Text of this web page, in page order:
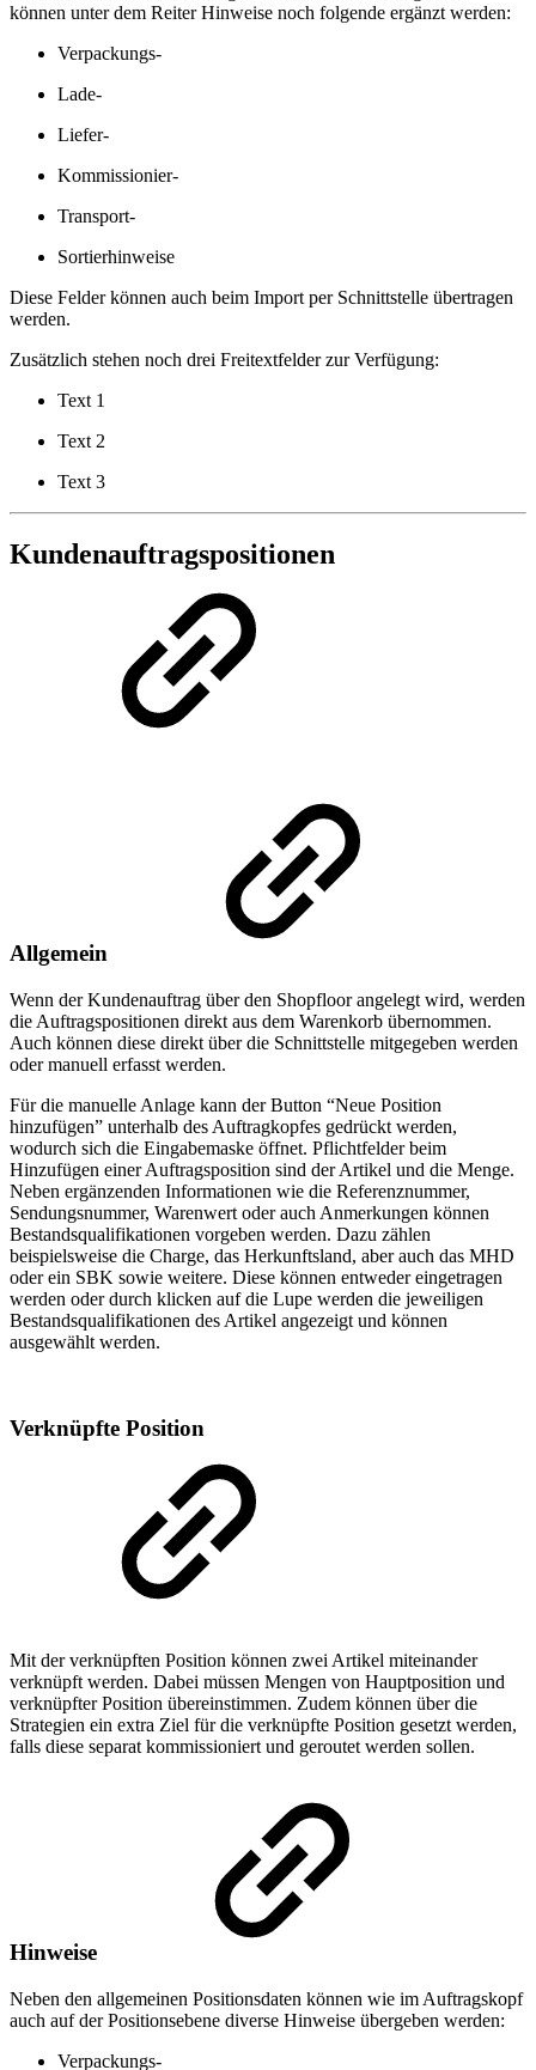
können unter dem Reiter Hinweise noch folgende ergänzt werden:
Verpackungs-
Lade-
Liefer-
Kommissionier-
Transport-
Sortierhinweise
Diese Felder können auch beim Import per Schnittstelle übertragen
werden.
Zusätzlich stehen noch drei Freitextfelder zur Verfügung:
Text 1
Text 2
Text 3
Kundenauftragspositionen
Allgemein
Wenn der Kundenauftrag über den Shopfloor angelegt wird, werden
die Auftragspositionen direkt aus dem Warenkorb übernommen.
Auch können diese direkt über die Schnittstelle mitgegeben werden
oder manuell erfasst werden.
Für die manuelle Anlage kann der Button “Neue Position
hinzufügen” unterhalb des Auftragkopfes gedrückt werden,
wodurch sich die Eingabemaske öffnet. Pflichtfelder beim
Hinzufügen einer Auftragsposition sind der Artikel und die Menge.
Neben ergänzenden Informationen wie die Referenznummer,
Sendungsnummer, Warenwert oder auch Anmerkungen können
Bestandsqualifikationen vorgeben werden. Dazu zählen
beispielsweise die Charge, das Herkunftsland, aber auch das MHD
oder ein SBK sowie weitere. Diese können entweder eingetragen
werden oder durch klicken auf die Lupe werden die jeweiligen
Bestandsqualifikationen des Artikel angezeigt und können
ausgewählt werden.
Verknüpfte Position
Mit der verknüpften Position können zwei Artikel miteinander
verknüpft werden. Dabei müssen Mengen von Hauptposition und
verknüpfter Position übereinstimmen. Zudem können über die
Strategien ein extra Ziel für die verknüpfte Position gesetzt werden,
falls diese separat kommissioniert und geroutet werden sollen.
Hinweise
Neben den allgemeinen Positionsdaten können wie im Auftragskopf
auch auf der Positionsebene diverse Hinweise übergeben werden:
Verpackungs-